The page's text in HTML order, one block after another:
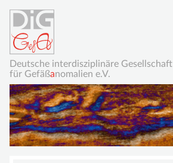
Deutsche interdisziplinäre Gesellschaft
für Gefäßanomalien e.V.